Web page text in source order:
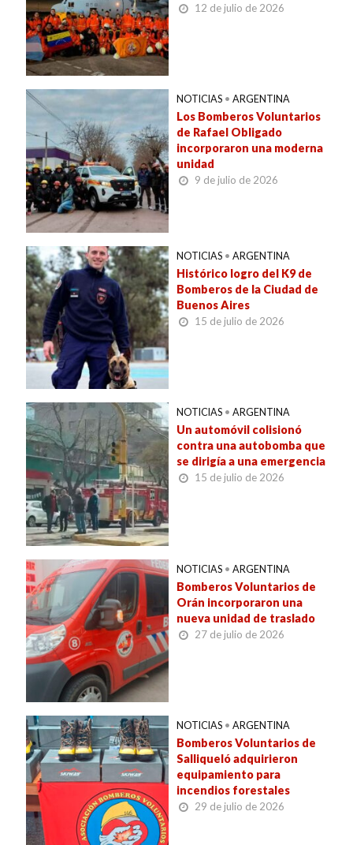
12 de julio de 2026
NOTICIAS • ARGENTINA
Los Bomberos Voluntarios
de Rafael Obligado
incorporaron una moderna
unidad
9 de julio de 2026
NOTICIAS • ARGENTINA
Histórico logro del K9 de
Bomberos de la Ciudad de
Buenos Aires
15 de julio de 2026
NOTICIAS • ARGENTINA
Un automóvil colisionó
contra una autobomba que
se dirigía a una emergencia
15 de julio de 2026
NOTICIAS • ARGENTINA
Bomberos Voluntarios de
Orán incorporaron una
nueva unidad de traslado
27 de julio de 2026
NOTICIAS • ARGENTINA
Bomberos Voluntarios de
Salliqueló adquirieron
equipamiento para
incendios forestales
29 de julio de 2026